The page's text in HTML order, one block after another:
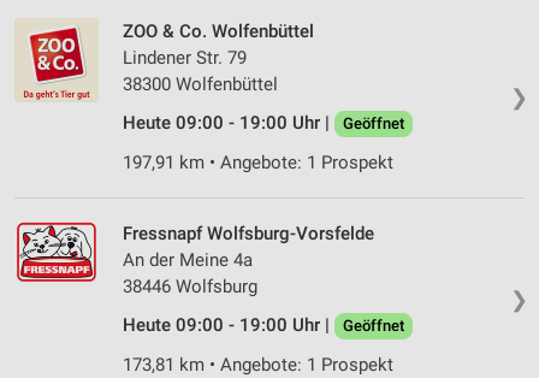
❯
ZOO & Co. Wolfenbüttel
Lindener Str. 79
38300 Wolfenbüttel
Heute 09:00 - 19:00 Uhr |
Geöffnet
197,91 km • Angebote: 1 Prospekt
❯
Fressnapf Wolfsburg-Vorsfelde
An der Meine 4a
38446 Wolfsburg
Heute 09:00 - 19:00 Uhr |
Geöffnet
173,81 km • Angebote: 1 Prospekt